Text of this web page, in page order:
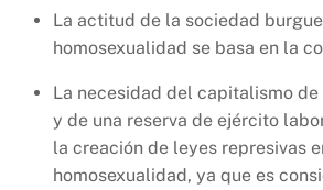
La actitud de la sociedad
homosexualidad se basa en la
La necesidad del capitalismo de
y de una reserva de ejército
la creación de leyes represivas
homosexualidad, ya que es